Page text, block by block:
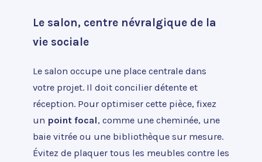
Le salon, centre névralgique de la
vie sociale
Le salon occupe une place centrale dans
votre projet. Il doit concilier détente et
réception. Pour optimiser cette pièce, fixez
un point focal, comme une cheminée, une
baie vitrée ou une bibliothèque sur mesure.
Évitez de plaquer tous les meubles contre les